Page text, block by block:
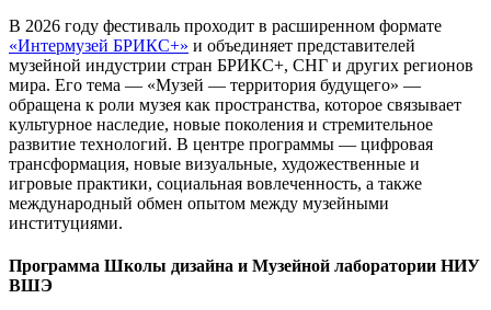
В 2026 году фестиваль проходит в расширенном формате
«Интермузей БРИКС+» и объединяет представителей
музейной индустрии стран БРИКС+, СНГ и других регионов
мира. Его тема — «Музей — территория будущего» —
обращена к роли музея как пространства, которое связывает
культурное наследие, новые поколения и стремительное
развитие технологий. В центре программы — цифровая
трансформация, новые визуальные, художественные и
игровые практики, социальная вовлеченность, а также
международный обмен опытом между музейными
институциями.
Программа Школы дизайна и Музейной лаборатории НИУ
ВШЭ